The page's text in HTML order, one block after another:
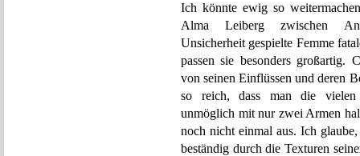
Ich könnte ewig so
Alma Leiberg zwischen
Unsicherheit gespielte Femme
passen sie besonders
von seinen Einflüssen und deren
so reich, dass man die vielen
unmöglich mit nur zwei Armen
noch nicht einmal aus. Ich
beständig durch die Texturen